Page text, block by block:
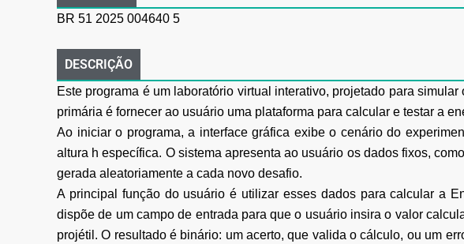
BR 51 2025 004640 5
DESCRIÇÃO
Este programa é um laboratório virtual interativo, projetado para
primária é fornecer ao usuário uma plataforma para calcular e testar a
Ao iniciar o programa, a interface gráfica exibe o cenário do
altura h específica. O sistema apresenta ao usuário os dados fixos,
gerada aleatoriamente a cada novo desafio.
A principal função do usuário é utilizar esses dados para calcular a
dispõe de um campo de entrada para que o usuário insira o valor
projétil. O resultado é binário: um acerto, que valida o cálculo, ou um